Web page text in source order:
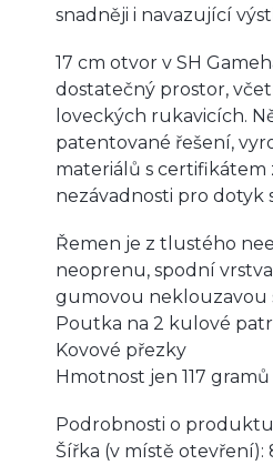
snadněji i navazující
17 cm otvor v SH
dostatečný prostor,
loveckých rukavicích.
patentované řešení,
materiálů s certifikátem
nezávadnosti pro dotyk
Řemen je z tlustého
neoprenu, spodní
gumovou
Poutka na 2 kulové
Kovové přezky
Hmotnost jen 117 gramů
Podrobnosti o
Šířka (v místě otevření):